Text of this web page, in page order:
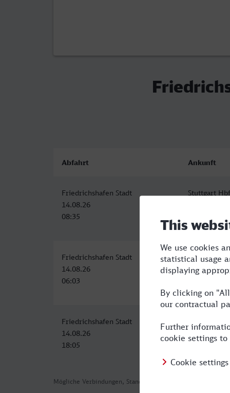
Mögliche Verbindungen, Stand: 2026-07-31 04:54
Abfahrt Ankunft
Friedrichshafen Stadt
14.08.26
08:35
Stuttgart Hbf
Friedrichshafen Stadt
14.08.26
06:03
Stuttgart Hbf
14.08.26
Friedrichshafen Stadt
14.08.26
18:05